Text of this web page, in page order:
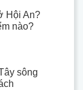
Hội An?
nào?
sông